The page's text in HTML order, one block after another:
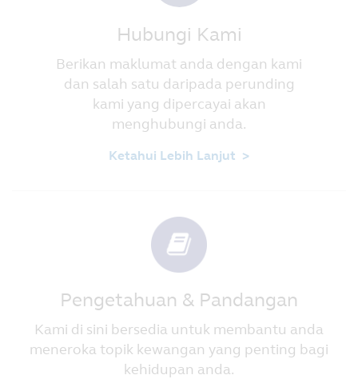
Hubungi Kami
Berikan maklumat anda dengan kami
dan salah satu daripada perunding
kami yang dipercayai akan
menghubungi anda.
Ketahui Lebih Lanjut >
Pengetahuan & Pandangan
Kami di sini bersedia untuk membantu anda
meneroka topik kewangan yang penting bagi
kehidupan anda.